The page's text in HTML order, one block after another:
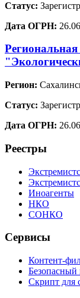
Статус:
Дата ОГРН:
Регион:
Статус:
Дата ОГРН:
Реестры
Иноагенты
НКО
СОНКО
Сервисы
Контент-
Безопасный
Скрипт для